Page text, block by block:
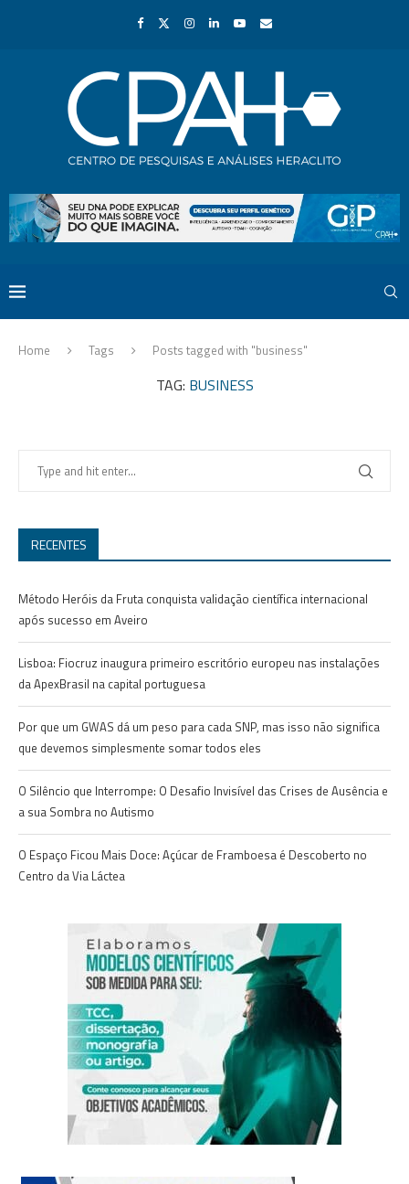
Home Tags Posts tagged with "business"
TAG: BUSINESS
RECENTES
Método Heróis da Fruta conquista validação científica internacional
após sucesso em Aveiro
Lisboa: Fiocruz inaugura primeiro escritório europeu nas instalações
da ApexBrasil na capital portuguesa
Por que um GWAS dá um peso para cada SNP, mas isso não significa
que devemos simplesmente somar todos eles
O Silêncio que Interrompe: O Desafio Invisível das Crises de Ausência e
a sua Sombra no Autismo
O Espaço Ficou Mais Doce: Açúcar de Framboesa é Descoberto no
Centro da Via Láctea